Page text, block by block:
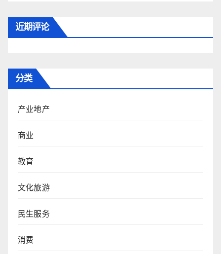
近期评论
分类
产业地产
商业
教育
文化旅游
民生服务
消费